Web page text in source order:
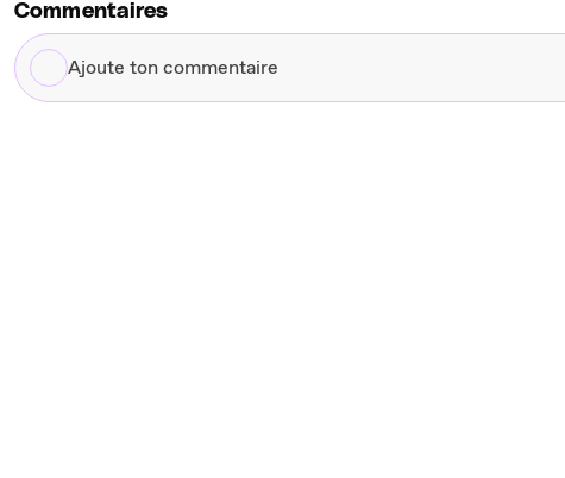
Commentaires
Ajoute
ton